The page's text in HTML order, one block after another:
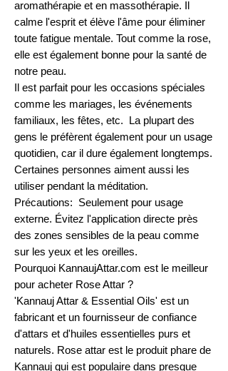
aromathérapie et en massothérapie. Il
calme l'esprit et élève l'âme pour éliminer
toute fatigue mentale. Tout comme la rose,
elle est également bonne pour la santé de
notre peau.
Il est parfait pour les occasions spéciales
comme les mariages, les événements
familiaux, les fêtes, etc. La plupart des
gens le préfèrent également pour un usage
quotidien, car il dure également longtemps.
Certaines personnes aiment aussi les
utiliser pendant la méditation.
Précautions: Seulement pour usage
externe. Évitez l'application directe près
des zones sensibles de la peau comme
sur les yeux et les oreilles.
Pourquoi KannaujAttar.com est le meilleur
pour acheter Rose Attar ?
'Kannauj Attar & Essential Oils' est un
fabricant et un fournisseur de confiance
d'attars et d'huiles essentielles purs et
naturels. Rose attar est le produit phare de
Kannauj qui est populaire dans presque